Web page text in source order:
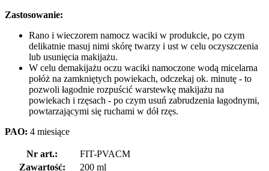
Zastosowanie:
Rano i wieczorem namocz waciki w produkcie, po czym
delikatnie masuj nimi skórę twarzy i ust w celu oczyszczenia
lub usunięcia makijażu.
W celu demakijażu oczu waciki namoczone wodą micelarna
połóż na zamkniętych powiekach, odczekaj ok. minutę - to
pozwoli łagodnie rozpuścić warstewkę makijażu na
powiekach i rzęsach - po czym usuń zabrudzenia łagodnymi,
powtarzającymi się ruchami w dół rzęs.
PAO: 4 miesiące
Nr art.:
FIT-PVACM
Zawartość:
200 ml